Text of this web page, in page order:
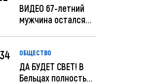
ВИДЕО 67-летний
мужчина остался
ОБЩЕСТВО
ДА БУДЕТ СВЕТ! В
Бельцах полностью